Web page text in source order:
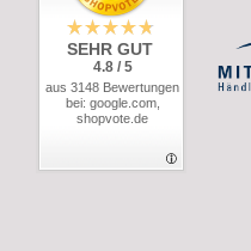
SEHR GUT
4.8 / 5
aus 3148 Bewertungen
bei: google.com,
shopvote.de